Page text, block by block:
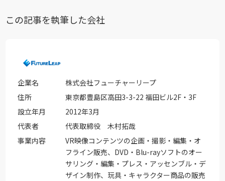
この記事を執筆した会社
企業名
株式会社フューチャーリープ
住所
東京都豊島区高田3-3-22 福田ビル2F・3F
設立年月
2012年3月
代表者
代表取締役 木村拓哉
事業内容
VR映像コンテンツの企画・撮影・編集・オ
フライン販売、DVD・Blu-rayソフトのオー
サリング・編集・プレス・アッセンブル・デ
ザイン制作、玩具・キャラクター商品の販売